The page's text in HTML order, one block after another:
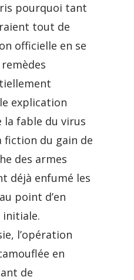
pourquoi tant
tout de
officielle en se
explication
la fable du virus
fiction du gain de
des armes
déjà enfumé les
point d’en
initiale.
l’opération
en
de